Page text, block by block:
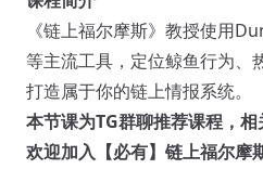
《链上福尔摩斯》教授使用
等主流工具，定位鲸鱼行为、
打造属于你的链上情报系统。
本节课为TG群聊推荐课程，相
欢迎加入【必有】链上福尔摩